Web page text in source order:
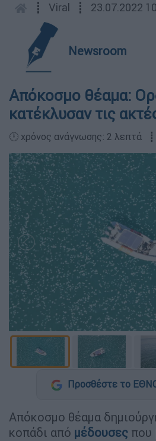
┋ Viral ┋ 23.07.2022
Newsroom
Απόκοσμο θέαμα:
κατέκλυσαν τις
🕛 χρόνος ανάγνωσης: 2 λεπτά ┋
Προσθέστε το
Απόκοσμο θέαμα
κοπάδι από μέδουσες που